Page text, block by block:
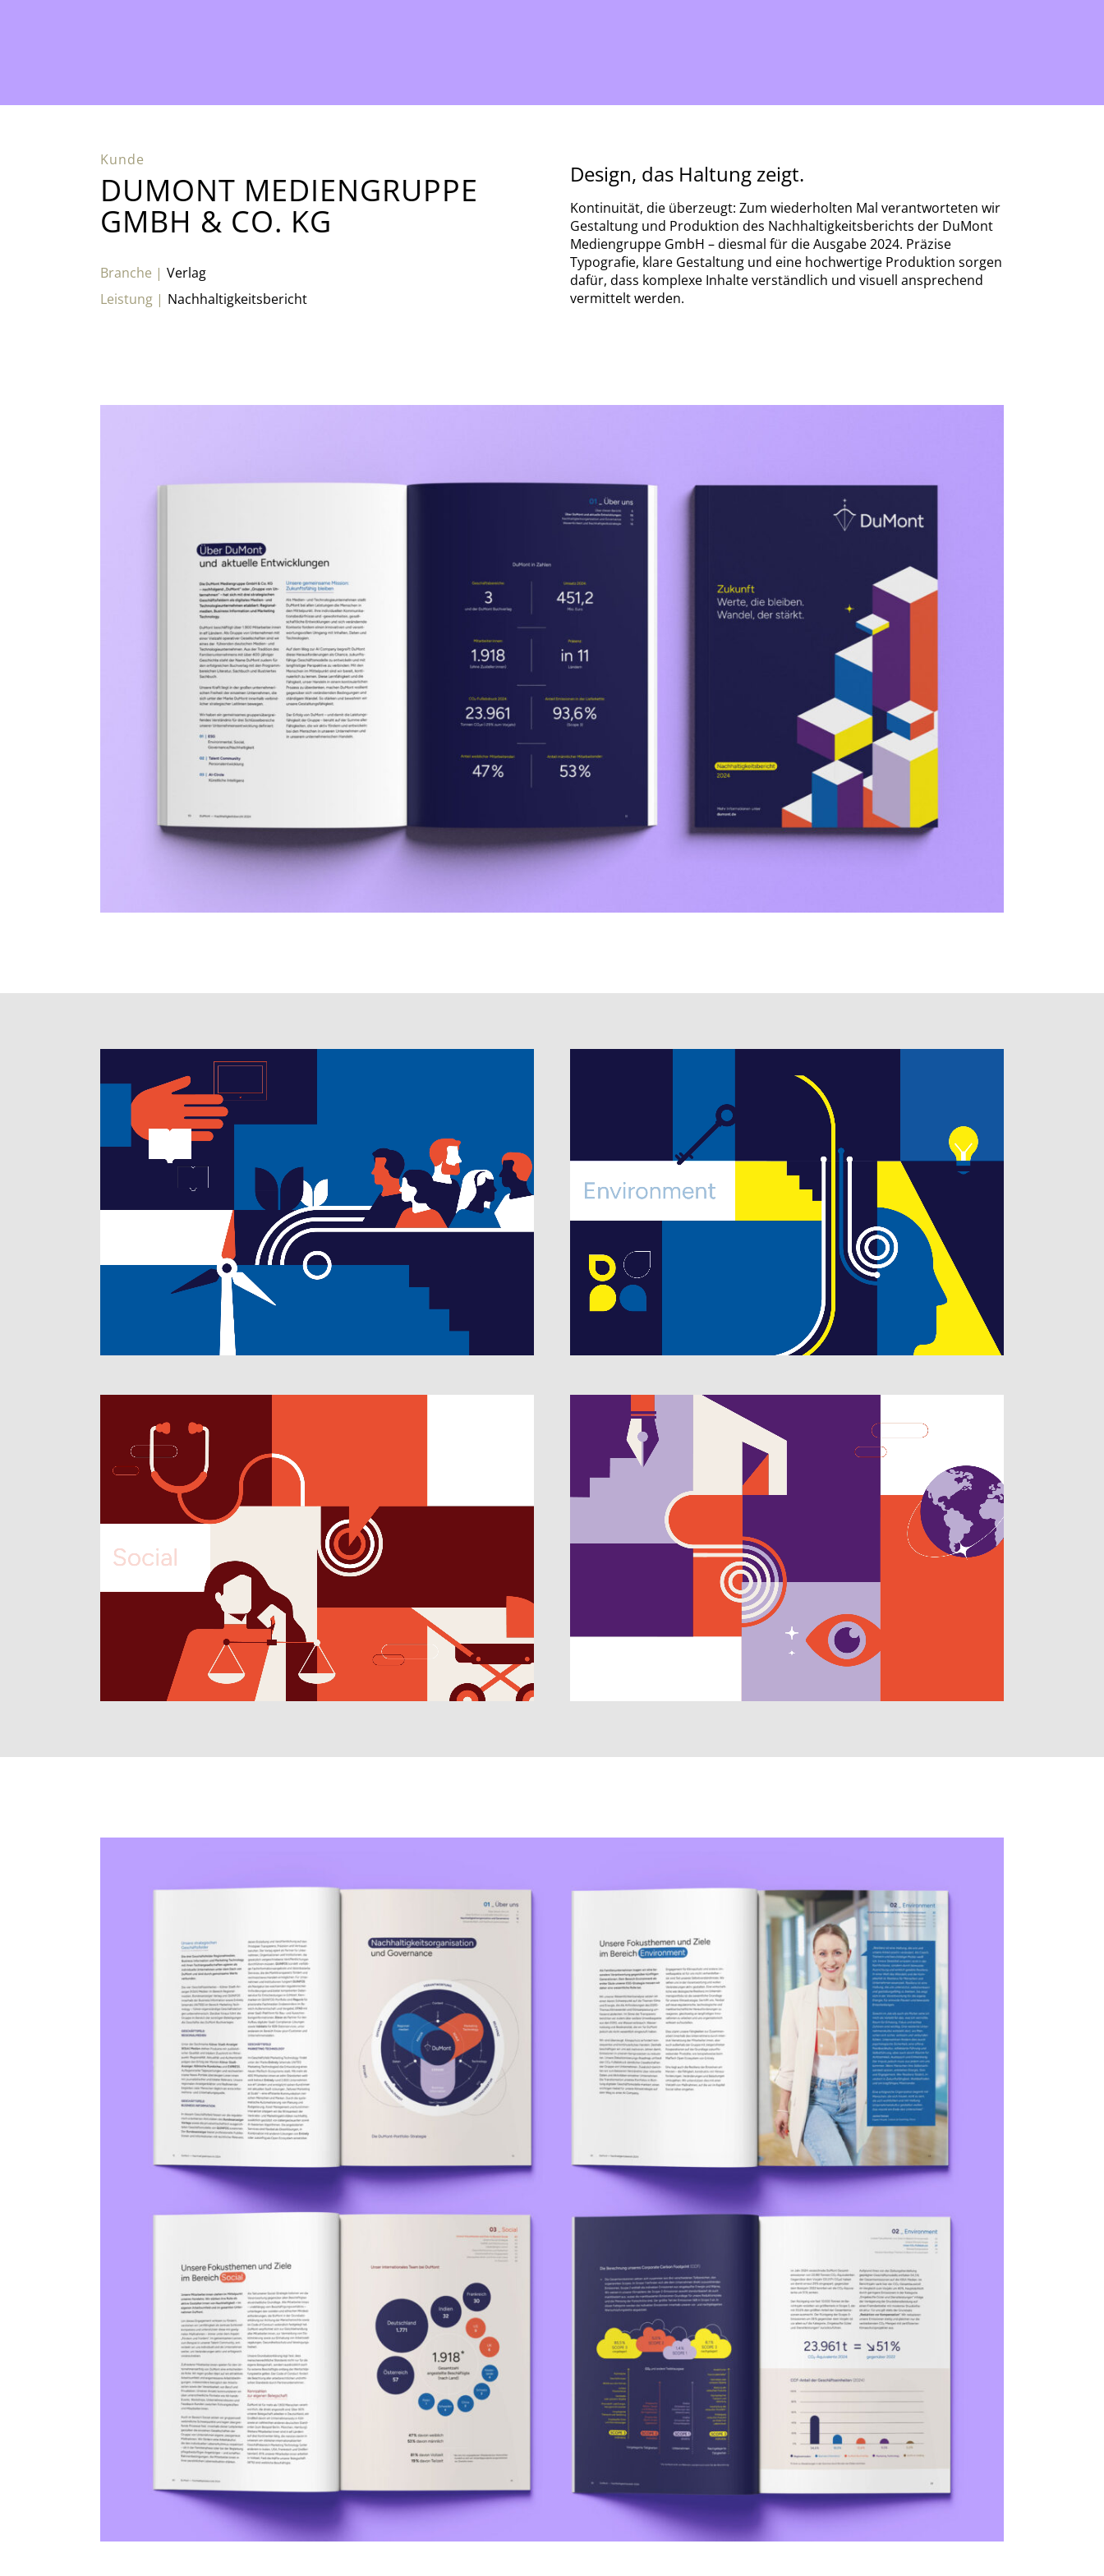
DUMONT MEDIENGRUPPE
GMBH & CO. KG
Verlag
Nachhaltigkeitsbericht
Design, das Haltung zeigt.
Kontinuität, die überzeugt: Zum wiederholten Mal verantworteten wir
Gestaltung und Produktion des Nachhaltigkeitsberichts der DuMont
Mediengruppe GmbH – diesmal für die Ausgabe 2024. Präzise
Typografie, klare Gestaltung und eine hochwertige Produktion sorgen
dafür, dass komplexe Inhalte verständlich und visuell ansprechend
vermittelt werden.